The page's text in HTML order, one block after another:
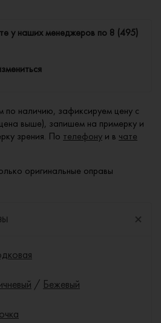
у наших менеджеров по 8 (495)
по наличию, зафиксируем цену с
выше), запишем на примерку и
зрения. По телефону и в чате
оригинальные оправы
/ Бежевый